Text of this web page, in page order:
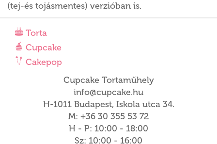
(tej-és tojásmentes) verzióban is.
Torta
Cupcake
Cakepop
Cupcake Tortaműhely
info@cupcake.hu
H-1011 Budapest, Iskola utca 34.
M: +36 30 355 53 72
H - P: 10:00 - 18:00
Sz: 10:00 - 16:00